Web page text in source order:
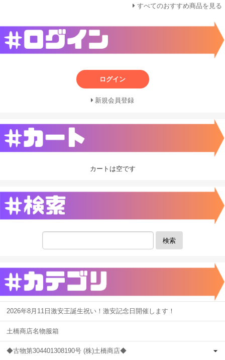
すべてのおすすめ商品を見る
ログイン
新規会員登録
カートは空です
検索
2026年8月11日激安王誕生祝い！激安記念日開催します！
土橋商店名物服箱
◆古物第304401308190号 (株)土橋商店◆